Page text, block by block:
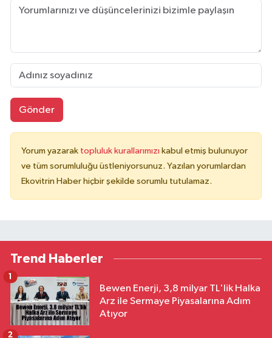
Gönder
Yorum yazarak topluluk kurallarımızı kabul etmiş bulunuyor
ve tüm sorumluluğu üstleniyorsunuz. Yazılan yorumlardan
Ekovitrin Haber hiçbir şekilde sorumlu tutulamaz.
Trend Haberler
Bewen Enerji, 3,8 milyar TL'lik Halka
Arz ile Sermaye Piyasalarına Adım
Atıyor
1
2